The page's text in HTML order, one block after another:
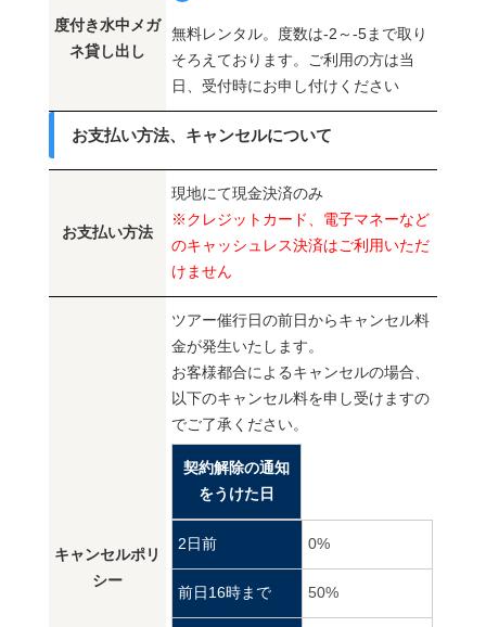
度付き水中メガ
ネ貸し出し
無料レンタル。度数は-2～-5まで取り
そろえております。ご利用の方は当
日、受付時にお申し付けください
お支払い方法、キャンセルについて
お支払い方法
現地にて現金決済のみ
※クレジットカード、電子マネーなど
のキャッシュレス決済はご利用いただ
けません
キャンセルポリ
シー
ツアー催行日の前日からキャンセル料
金が発生いたします。
お客様都合によるキャンセルの場合、
以下のキャンセル料を申し受けますの
でご了承ください。
契約解除の通知
をうけた日
2日前 0%
前日16時まで 50%